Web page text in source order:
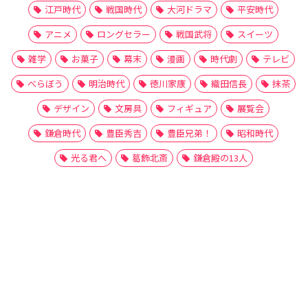
江戸時代 戦国時代 大河ドラマ
平安時代
アニメ
ロングセラー 戦国武将
スイーツ
雑学
お菓子 幕末 漫画 時代劇
テレビ
べらぼう
明治時代 徳川家康 織田信長
抹茶
デザイン
文房具 フィギュア
展覧会
鎌倉時代
豊臣秀吉 豊臣兄弟！
昭和時代
光る君へ
葛飾北斎 鎌倉殿の13人